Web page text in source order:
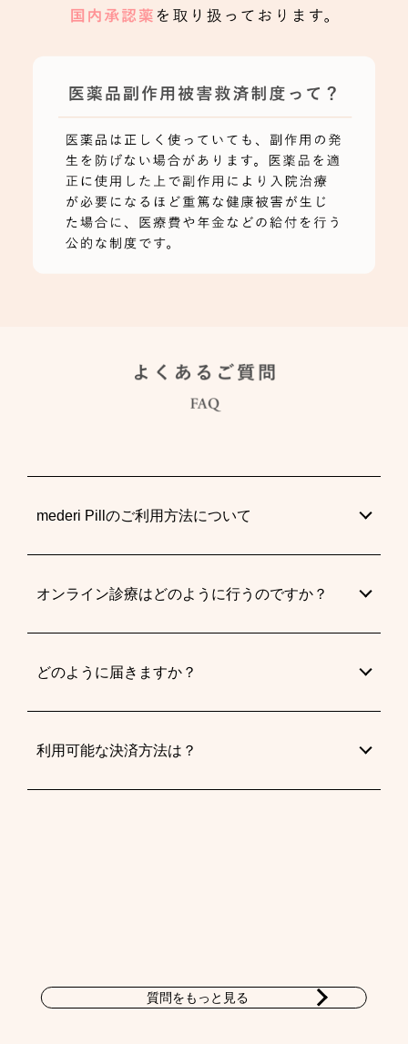
mederi Pillのご利用方法について
オンライン診療はどのように行うのですか？
どのように届きますか？
利用可能な決済方法は？
質問をもっと見る